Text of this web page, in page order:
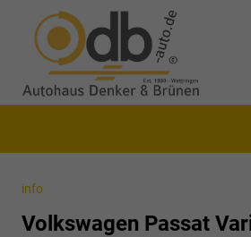
info
Volkswagen Passat